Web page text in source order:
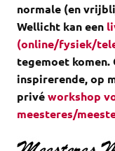
normale (en
Wellicht kan een
(online/fysiek/
tegemoet komen.
inspirerende, op
privéworkshop
meesteres/